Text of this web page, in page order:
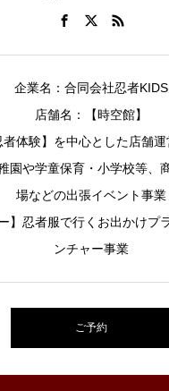
企業名：合同会社忍者KIDS
店舗名：【時空館】
者体験】を中心とした店舗
園や学童保育・小学校等、
場などの出張イベント事業
】忍者服で行くお出かけプ
ンチャー事業
ご予約